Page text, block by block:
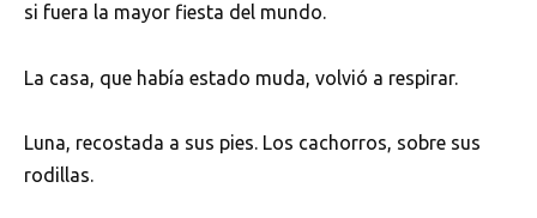
si fuera la mayor fiesta del mundo.
La casa, que había estado muda, volvió a respirar.
Luna, recostada a sus pies. Los cachorros, sobre sus
rodillas.